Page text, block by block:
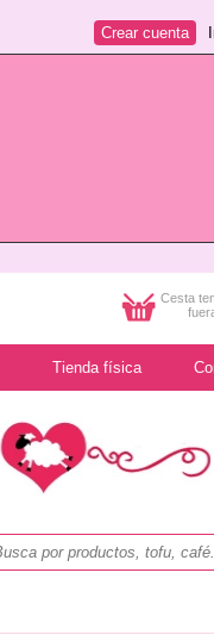
Crear cuenta
Cesta
Tienda física